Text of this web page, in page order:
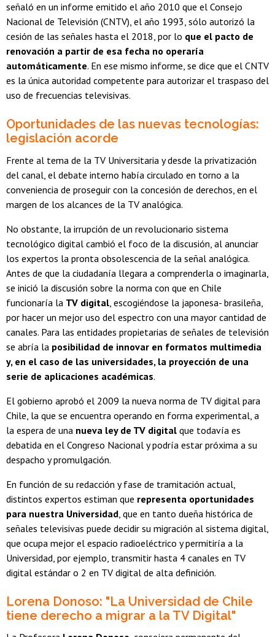
señaló en un informe emitido el año 2010 que el Consejo
Nacional de Televisión (CNTV), el año 1993, sólo autorizó la
cesión de las señales hasta el 2018, por lo que el pacto de
renovación a partir de esa fecha no operaría
automáticamente. En ese mismo informe, se dice que el CNTV
es la única autoridad competente para autorizar el traspaso del
uso de frecuencias televisivas.
Oportunidades de las nuevas tecnologías:
legislación acorde
Frente al tema de la TV Universitaria y desde la privatización
del canal, el debate interno había circulado en torno a la
conveniencia de proseguir con la concesión de derechos, en el
margen de los alcances de la TV analógica.
No obstante, la irrupción de un revolucionario sistema
tecnológico digital cambió el foco de la discusión, al anunciar
los expertos la pronta obsolescencia de la señal analógica.
Antes de que la ciudadanía llegara a comprenderla o imaginarla,
se inició la discusión sobre la norma con que en Chile
funcionaría la TV digital , escogiéndose la japonesa- brasileña,
por hacer un mejor uso del espectro con una mayor cantidad de
canales. Para las entidades propietarias de señales de televisión
se abría la posibilidad de innovar en formatos multimedia
y, en el caso de las universidades, la proyección de una
serie de aplicaciones académicas.
El gobierno aprobó el 2009 la nueva norma de TV digital para
Chile, la que se encuentra operando en forma experimental, a
la espera de una nueva ley de TV digital que todavía es
debatida en el Congreso Nacional y podría estar próxima a su
despacho y promulgación.
En función de su redacción y fase de tramitación actual,
distintos expertos estiman que representa oportunidades
para nuestra Universidad , que en tanto dueña histórica de
señales televisivas puede decidir su migración al sistema digital,
que ocupa mejor el espacio radioeléctrico y permitiría a la
Universidad, por ejemplo, transmitir hasta 4 canales en TV
digital estándar o 2 en TV digital de alta definición.
Lorena Donoso: "La Universidad de Chile
tiene derecho a migrar a la TV Digital"